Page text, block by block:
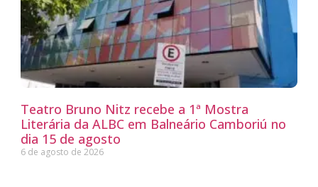
Teatro Bruno Nitz recebe a 1ª Mostra
Literária da ALBC em Balneário Camboriú no
dia 15 de agosto
6 de agosto de 2026